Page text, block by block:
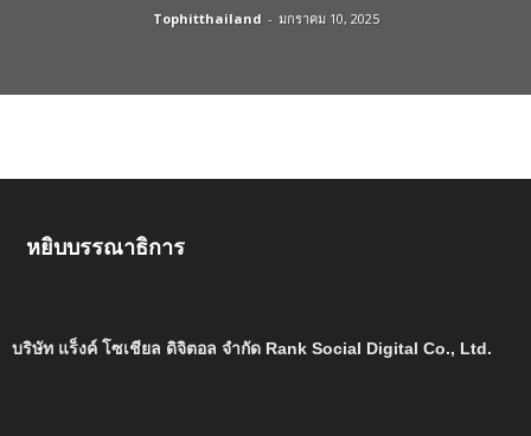
Tophitthailand - มกราคม 10, 2025
หยิบบรรณาธิการ
บริษัท แร็งค์ โซเชียล ดิจิตอล จำกัด Rank Social Digital Co., Ltd.